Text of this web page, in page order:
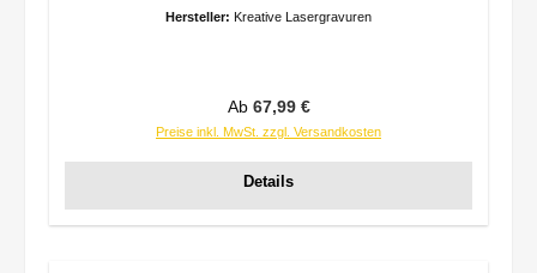
Hersteller: Kreative Lasergravuren
Regulärer Preis:
Ab 67,99 €
Preise inkl. MwSt. zzgl. Versandkosten
Details